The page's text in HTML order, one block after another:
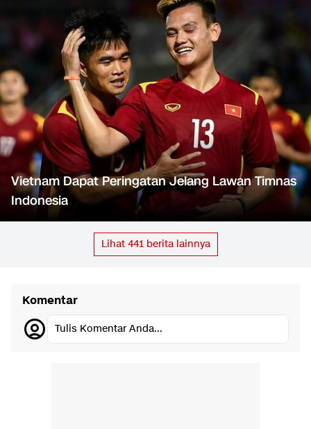
Vietnam Dapat Peringatan Jelang Lawan Timnas
Indonesia
Lihat 441berita lainnya
Komentar
Tulis Komentar Anda...